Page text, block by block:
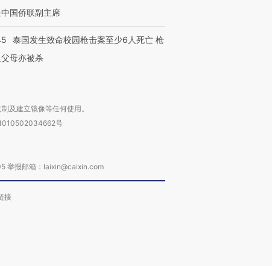
国侨联副主席
泰国发生致命校园枪击案至少6人死亡 枪
母亦被杀
及建立镜像等任何使用。
号
举报邮箱：laixin@caixin.com
接